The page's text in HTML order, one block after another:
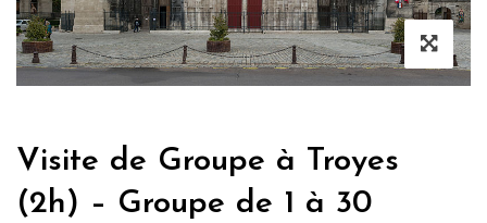
Visite de Groupe à Troyes
(2h) – Groupe de 1 à 30